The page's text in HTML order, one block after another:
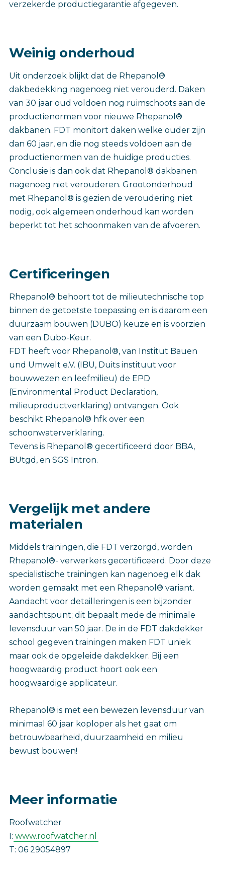
verzekerde productiegarantie afgegeven.
Weinig onderhoud
Uit onderzoek blijkt dat de Rhepanol®
dakbedekking nagenoeg niet verouderd. Daken
van 30 jaar oud voldoen nog ruimschoots aan de
productienormen voor nieuwe Rhepanol®
dakbanen. FDT monitort daken welke ouder zijn
dan 60 jaar, en die nog steeds voldoen aan de
productienormen van de huidige producties.
Conclusie is dan ook dat Rhepanol® dakbanen
nagenoeg niet verouderen. Grootonderhoud
met Rhepanol® is gezien de veroudering niet
nodig, ook algemeen onderhoud kan worden
beperkt tot het schoonmaken van de afvoeren.
Certificeringen
Rhepanol® behoort tot de milieutechnische top
binnen de getoetste toepassing en is daarom een
duurzaam bouwen (DUBO) keuze en is voorzien
van een Dubo-Keur.
FDT heeft voor Rhepanol®, van Institut Bauen
und Umwelt e.V. (IBU, Duits instituut voor
bouwwezen en leefmilieu) de EPD
(Environmental Product Declaration,
milieuproductverklaring) ontvangen. Ook
beschikt Rhepanol® hfk over een
schoonwaterverklaring.
Tevens is Rhepanol® gecertificeerd door BBA,
BUtgd, en SGS Intron.
Vergelijk met andere
materialen
Middels trainingen, die FDT verzorgd, worden
Rhepanol®- verwerkers gecertificeerd. Door deze
specialistische trainingen kan nagenoeg elk dak
worden gemaakt met een Rhepanol® variant.
Aandacht voor detailleringen is een bijzonder
aandachtspunt; dit bepaalt mede de minimale
levensduur van 50 jaar. De in de FDT dakdekker
school gegeven trainingen maken FDT uniek
maar ook de opgeleide dakdekker. Bij een
hoogwaardig product hoort ook een
hoogwaardige applicateur.
Rhepanol® is met een bewezen levensduur van
minimaal 60 jaar koploper als het gaat om
betrouwbaarheid, duurzaamheid en milieu
bewust bouwen!
Meer informatie
Roofwatcher
I: www.roofwatcher.nl
T: 06 29054897